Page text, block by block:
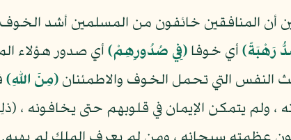
أن المنافقين خائفون من المسلمين أشد
رَهْبَةً) أي خوفا (فِي صُدُورِهِمْ) أي صدور هؤلاء
النفس التي تحمل الخوف والاطمئنان (مِنَ اللهِ)
، ولم يتمكن الإيمان في قلوبهم حتى